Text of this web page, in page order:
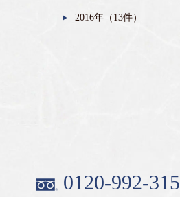
2016年（13件）
0120-992-315